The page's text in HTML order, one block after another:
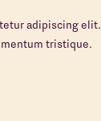
adipiscing elit.
tristique.